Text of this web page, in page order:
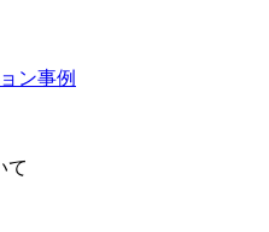
ン事例
て